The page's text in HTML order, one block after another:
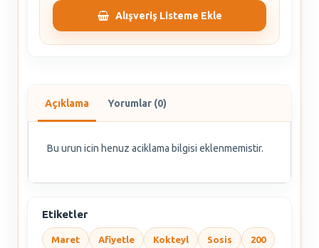
Alışveriş Listeme Ekle
Açıklama Yorumlar (0)
Bu urun icin henuz aciklama bilgisi eklenmemistir.
Etiketler
Maret Afiyetle Kokteyl Sosis 200